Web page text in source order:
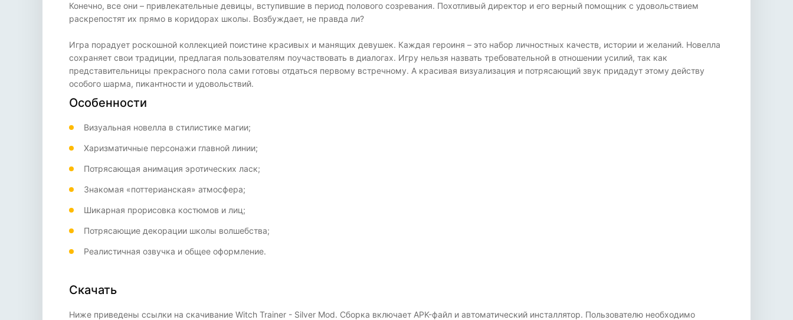
Конечно, все они – привлекательные девицы, вступившие в период полового созревания. Похотливый директор и его верный помощник с удовольствием
раскрепостят их прямо в коридорах школы. Возбуждает, не правда ли?
Игра порадует роскошной коллекцией поистине красивых и манящих девушек. Каждая героиня – это набор личностных качеств, истории и желаний. Новелла
сохраняет свои традиции, предлагая пользователям поучаствовать в диалогах. Игру нельзя назвать требовательной в отношении усилий, так как
представительницы прекрасного пола сами готовы отдаться первому встречному. А красивая визуализация и потрясающий звук придадут этому действу
особого шарма, пикантности и удовольствий.
Особенности
Визуальная новелла в стилистике магии;
Харизматичные персонажи главной линии;
Потрясающая анимация эротических ласк;
Знакомая «поттерианская» атмосфера;
Шикарная прорисовка костюмов и лиц;
Потрясающие декорации школы волшебства;
Реалистичная озвучка и общее оформление.
Скачать
Ниже приведены ссылки на скачивание Witch Trainer - Silver Mod. Сборка включает APK-файл и автоматический инсталлятор. Пользователю необходимо